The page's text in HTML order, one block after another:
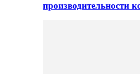
производительности